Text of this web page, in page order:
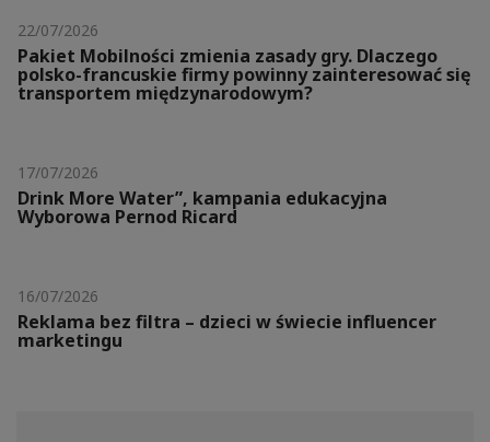
22/07/2026
Pakiet Mobilności zmienia zasady gry. Dlaczego
polsko-francuskie firmy powinny zainteresować się
transportem międzynarodowym?
17/07/2026
Drink More Water”, kampania edukacyjna
Wyborowa Pernod Ricard
16/07/2026
Reklama bez filtra – dzieci w świecie influencer
marketingu